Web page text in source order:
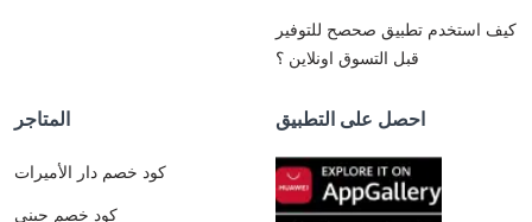
كيف استخدم تطبيق صحصح للتوفير
قبل التسوق اونلاين ؟
المتاجر
كود خصم دار الأميرات
كود خصم جيني
احصل على التطبيق